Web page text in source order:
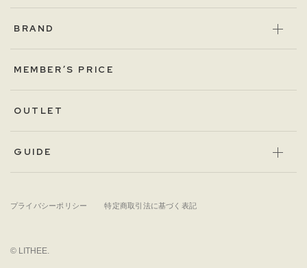
BRAND
MEMBER’S PRICE
OUTLET
GUIDE
プライバシーポリシー 特定商取引法に基づく表記
© LITHEE.